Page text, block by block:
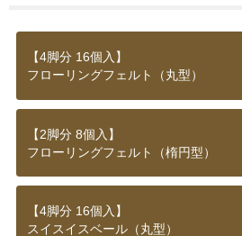
【4脚分 16個入】
フローリングフェルト（丸型）
【2脚分 8個入】
フローリングフェルト（楕円型）
【4脚分 16個入】
スイスイスベール（丸型）